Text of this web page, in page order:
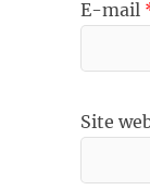
E-mail
Site